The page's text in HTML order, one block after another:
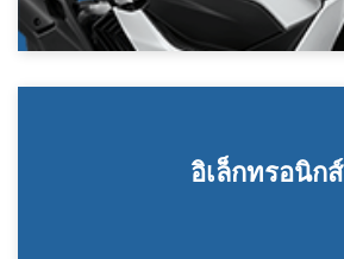
อิเล็กทรอนิกส์